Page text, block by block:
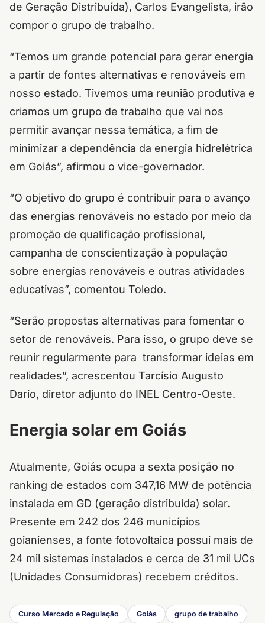
de Geração Distribuída), Carlos Evangelista, irão
compor o grupo de trabalho.
“Temos um grande potencial para gerar energia
a partir de fontes alternativas e renováveis em
nosso estado. Tivemos uma reunião produtiva e
criamos um grupo de trabalho que vai nos
permitir avançar nessa temática, a fim de
minimizar a dependência da energia hidrelétrica
em Goiás”, afirmou o vice-governador.
“O objetivo do grupo é contribuir para o avanço
das energias renováveis no estado por meio da
promoção de qualificação profissional,
campanha de conscientização à população
sobre energias renováveis e outras atividades
educativas”, comentou Toledo.
“Serão propostas alternativas para fomentar o
setor de renováveis. Para isso, o grupo deve se
reunir regularmente para transformar ideias em
realidades”, acrescentou Tarcísio Augusto
Dario, diretor adjunto do INEL Centro-Oeste.
Energia solar em Goiás
Atualmente, Goiás ocupa a sexta posição no
ranking de estados com 347,16 MW de potência
instalada em GD (geração distribuída) solar.
Presente em 242 dos 246 municípios
goianienses, a fonte fotovoltaica possui mais de
24 mil sistemas instalados e cerca de 31 mil UCs
(Unidades Consumidoras) recebem créditos.
Curso Mercado e Regulação Goiás grupo de trabalho